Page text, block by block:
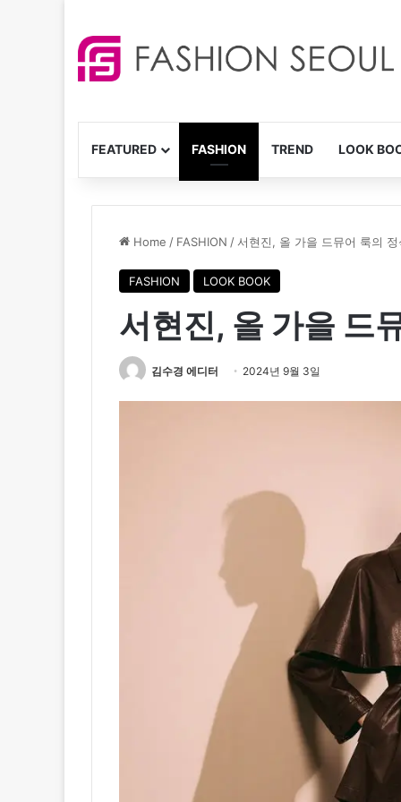
FEATURED FASHION TREND LOOK
Home / FASHION / 서현진, 올 가을 드뮤어 룩의 정
FASHION LOOK BOOK
서현진, 올 가을 드
김수경 에디터 2024년 9월 3일